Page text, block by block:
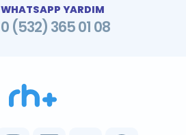
WHATSAPP YARDIM
0 (532) 365 01 08